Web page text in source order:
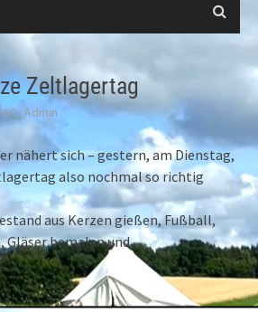
Zeltlagertag
KjG_Admin
nähert sich – gestern, am Dienstag,
also nochmal so richtig
aus Kerzen gießen, Fußball,
bemalen und